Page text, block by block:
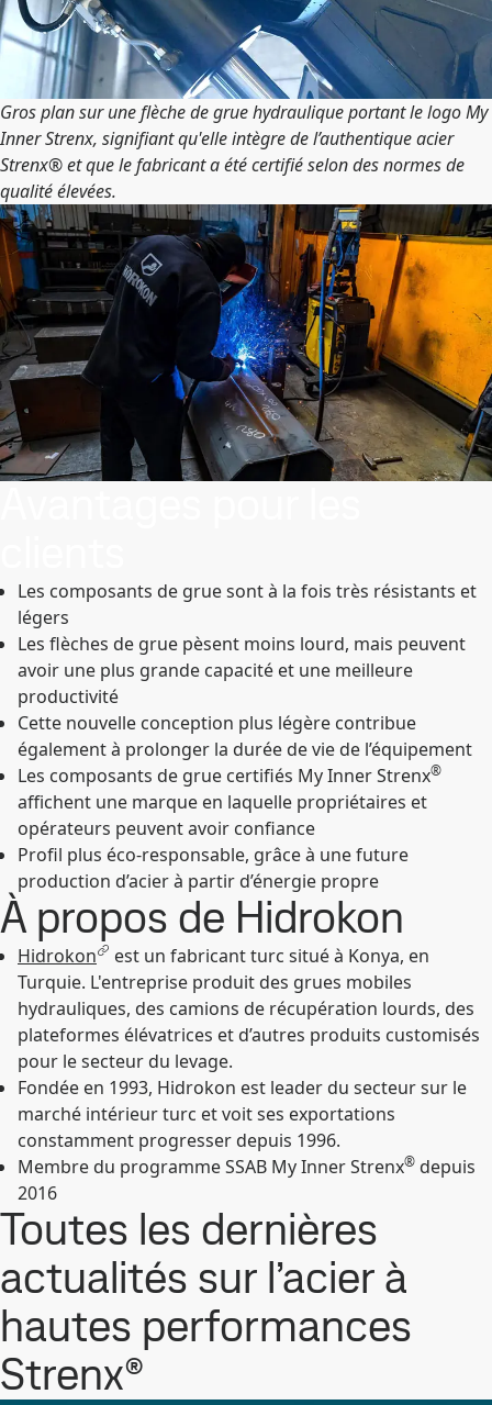
Gros plan sur une flèche de grue hydraulique portant le logo My
Inner Strenx, signifiant qu'elle intègre de l’authentique acier
Strenx® et que le fabricant a été certifié selon des normes de
qualité élevées.
Les composants de grue sont à la fois très résistants et
légers
Les flèches de grue pèsent moins lourd, mais peuvent
avoir une plus grande capacité et une meilleure
productivité
Cette nouvelle conception plus légère contribue
également à prolonger la durée de vie de l’équipement
Les composants de grue certifiés My Inner Strenx®
affichent une marque en laquelle propriétaires et
opérateurs peuvent avoir confiance
Profil plus éco-responsable, grâce à une future
production d’acier à partir d’énergie propre
À propos de Hidrokon
Hidrokon
est un fabricant turc situé à Konya, en
Turquie. L'entreprise produit des grues mobiles
hydrauliques, des camions de récupération lourds, des
plateformes élévatrices et d’autres produits customisés
pour le secteur du levage.
Fondée en 1993, Hidrokon est leader du secteur sur le
marché intérieur turc et voit ses exportations
constamment progresser depuis 1996.
Membre du programme SSAB My Inner Strenx® depuis
2016
Toutes les dernières
actualités sur l’acier à
hautes performances
Strenx®